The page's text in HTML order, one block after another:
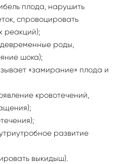
плода, нарушить
спровоцировать
реакций);
роды,
шока);
«замирание» плода и
кровотечений,
развитие
выкидыш).